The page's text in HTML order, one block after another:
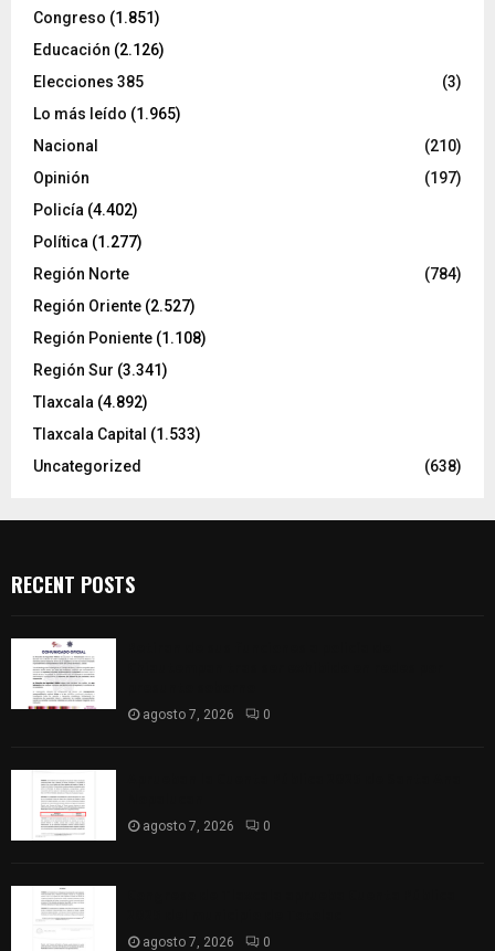
Congreso (1.851)
Educación (2.126)
Elecciones 385
(3)
Lo más leído (1.965)
Nacional
(210)
Opinión
(197)
Policía (4.402)
Política (1.277)
Región Norte
(784)
Región Oriente (2.527)
Región Poniente (1.108)
Región Sur (3.341)
Tlaxcala (4.892)
Tlaxcala Capital (1.533)
Uncategorized
(638)
RECENT POSTS
agosto 7, 2026 0
agosto 7, 2026 0
agosto 7, 2026 0